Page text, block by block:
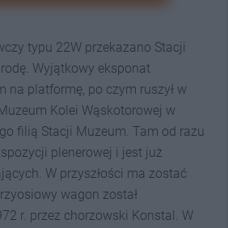
typu 22W przekazano Stacji
Wyjątkowy eksponat
na platformę, po czym ruszył w
Kolei Wąskotorowej w
filią Stacji Muzeum. Tam od razu
plenerowej i jest już
W przyszłości ma zostać
wagon został
r. przez chorzowski Konstal. W